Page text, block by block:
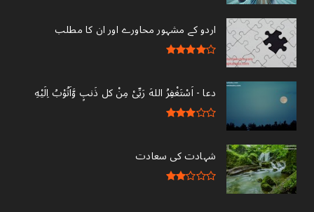
اردو کے مشہور محاورے اور ان کا مطلب
دعا - ‎اَسْتَغْفِرُ اللهَ رَبِّىْ مِنْ کل ذَنبٍ وَّاَتُوْبُ اِلَيْهِ
شہادت کی سعادت